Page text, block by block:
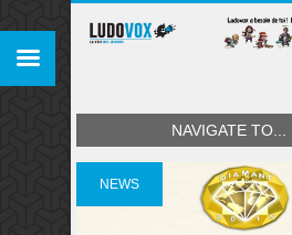
NAVIGATE TO...
NEWS